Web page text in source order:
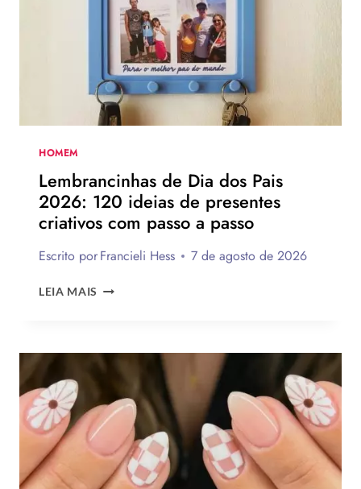
IDEIAS
INSPIRAR
A
MONTAR
PRESENTEAR
OU
VENDER!
HOMEM
Lembrancinhas de Dia dos Pais
2026: 120 ideias de presentes
criativos com passo a passo
Escrito porFrancieli Hess 7 de agosto de 2026
LEIA MAIS LEMBRANCINHAS
PAIS
2026:
IDEIAS
DE
PRESENTES
CRIATIVOS
COM